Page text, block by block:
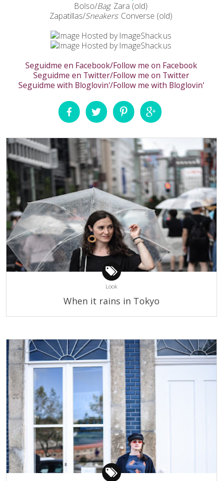
Bolso/Bag: Zara (old)
Zapatillas/Sneakers: Converse (old)
Seguidme en Facebook/Follow me on Facebook
Seguidme en Twitter/Follow me on Twitter
Seguidme with Bloglovin'/Follow me with Bloglovin'
Look
When it rains in Tokyo